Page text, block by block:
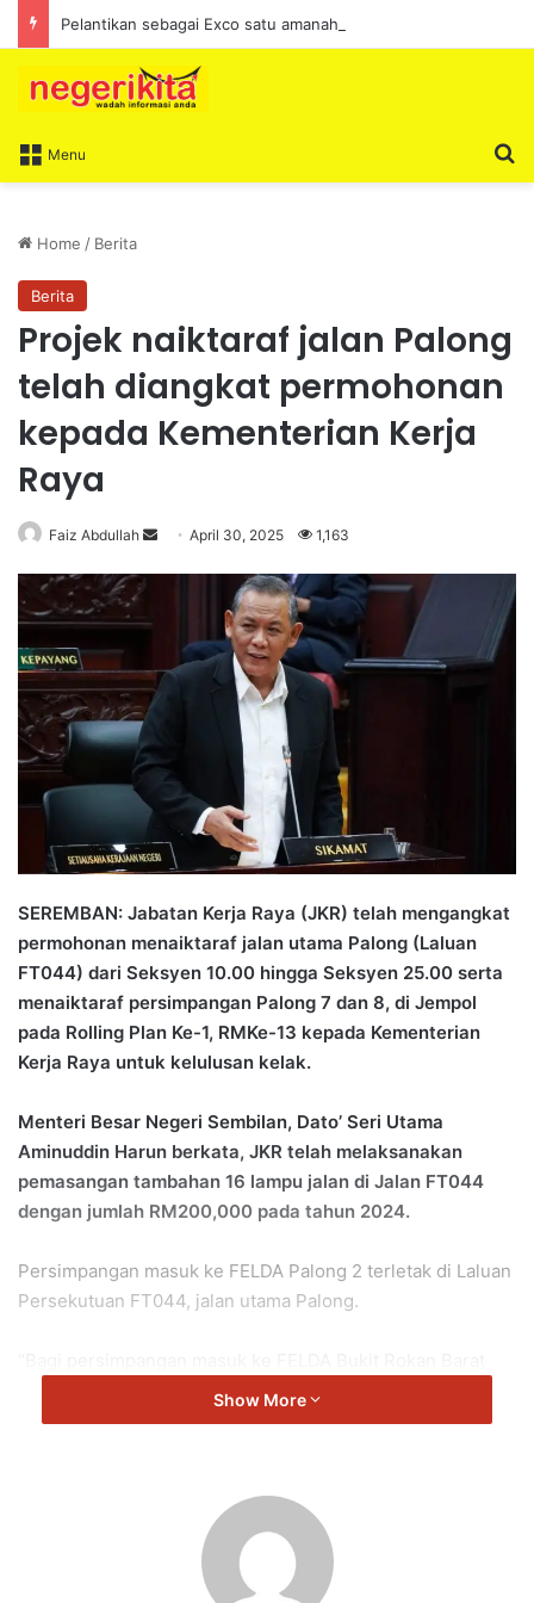
Menu
Home / Berita
Berita
Projek naiktaraf jalan Palong
telah diangkat permohonan
kepada Kementerian Kerja
Raya
Faiz Abdullah
n
a
April 30, 2025 1,163
SEREMBAN: Jabatan Kerja Raya (JKR) telah mengangkat
permohonan menaiktaraf jalan utama Palong (Laluan
FT044) dari Seksyen 10.00 hingga Seksyen 25.00 serta
menaiktaraf persimpangan Palong 7 dan 8, di Jempol
pada Rolling Plan Ke-1, RMKe-13 kepada Kementerian
Kerja Raya untuk kelulusan kelak.
Menteri Besar Negeri Sembilan, Dato’ Seri Utama
Aminuddin Harun berkata, JKR telah melaksanakan
pemasangan tambahan 16 lampu jalan di Jalan FT044
dengan jumlah RM200,000 pada tahun 2024.
Persimpangan masuk ke FELDA Palong 2 terletak di Laluan
Persekutuan FT044, jalan utama Palong.
pula, persimpangan tersebut berada di Laluan Persekutuan
FT1278, Jalan Bukit Rokan Barat.
terlebih dahulu akan keperluan untuk menaiktaraf simpang
“JKR Negeri Sembilan sentiasa proaktif dan sentiasa
Show More